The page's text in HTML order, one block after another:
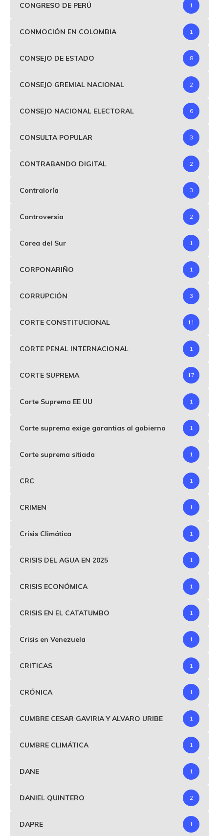
CONGRESO DE PERÚ 1
CONMOCIÓN EN COLOMBIA 1
CONSEJO DE ESTADO 8
CONSEJO GREMIAL NACIONAL 2
CONSEJO NACIONAL ELECTORAL 6
CONSULTA POPULAR 3
CONTRABANDO DIGITAL 2
Contraloría 3
Controversia 2
Corea del Sur 1
CORPONARIÑO 1
CORRUPCIÓN 3
CORTE CONSTITUCIONAL 11
CORTE PENAL INTERNACIONAL 1
CORTE SUPREMA 17
Corte Suprema EE UU 1
Corte suprema exige garantias al gobierno 1
Corte suprema sitiada 1
CRC 1
CRIMEN 1
Crisis Climática 1
CRISIS DEL AGUA EN 2025 1
CRISIS ECONÓMICA 1
CRISIS EN EL CATATUMBO 1
Crisis en Venezuela 1
CRITICAS 1
CRÓNICA 1
CUMBRE CESAR GAVIRIA Y ALVARO URIBE 1
CUMBRE CLIMÁTICA 1
DANE 1
DANIEL QUINTERO 2
DAPRE 1